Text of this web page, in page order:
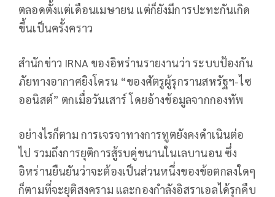
ตลอดตั้งแต่เดือนเมษายน แต่ก็ยังมีการปะทะกันเกิด
ขึ้นเป็นครั้งคราว
สำนักข่าว IRNA ของอิหร่านรายงานว่า ระบบป้องกัน
ภัยทางอากาศยิงโดรน “ของศัตรูผู้รุกรานสหรัฐฯ-ไซ
ออนิสต์” ตกเมื่อวันเสาร์ โดยอ้างข้อมูลจากกองทัพ
อย่างไรก็ตาม การเจรจาทางการทูตยังคงดำเนินต่อ
ไป รวมถึงการยุติการสู้รบคู่ขนานในเลบานอน ซึ่ง
อิหร่านยืนยันว่าจะต้องเป็นส่วนหนึ่งของข้อตกลงใดๆ
ก็ตามที่จะยุติสงคราม และกองกำลังอิสราเอลได้รุกคืบ